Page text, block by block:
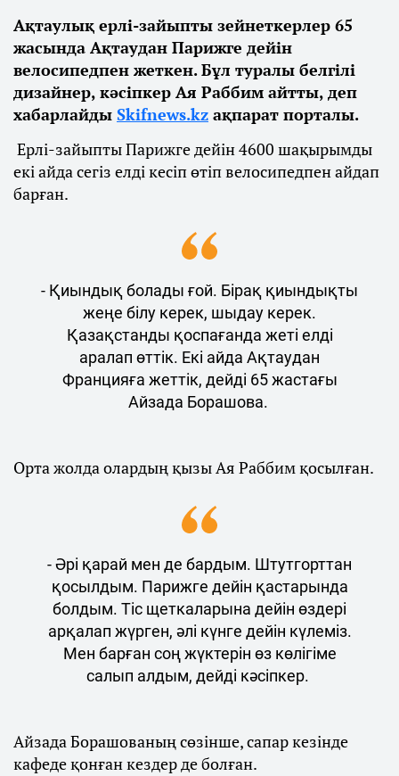
Ақтаулық ерлі-зайыпты зейнеткерлер 65
жасында Ақтаудан Парижге дейін
велосипедпен жеткен. Бұл туралы белгілі
дизайнер, кәсіпкер Ая Раббим айтты, деп
хабарлайды Skifnews.kz ақпарат порталы.
Ерлі-зайыпты Парижге дейін 4600 шақырымды
екі айда сегіз елді кесіп өтіп велосипедпен айдап
барған.
- Қиындық болады ғой. Бірақ қиындықты
жеңе білу керек, шыдау керек.
Қазақстанды қоспағанда жеті елді
аралап өттік. Екі айда Ақтаудан
Францияға жеттік, дейді 65 жастағы
Айзада Борашова.
Орта жолда олардың қызы Ая Раббим қосылған.
- Әрі қарай мен де бардым. Штутгорттан
қосылдым. Парижге дейін қастарында
болдым. Тіс щеткаларына дейін өздері
арқалап жүрген, әлі күнге дейін күлеміз.
Мен барған соң жүктерін өз көлігіме
салып алдым, дейді кәсіпкер.
Айзада Борашованың сөзінше, сапар кезінде
кафеде қонған кездер де болған.